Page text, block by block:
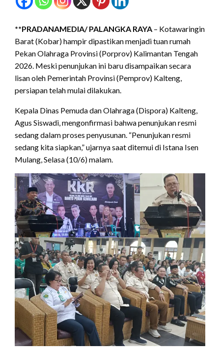
**PRADANAMEDIA/ PALANGKA RAYA – Kotawaringin
Barat (Kobar) hampir dipastikan menjadi tuan rumah
Pekan Olahraga Provinsi (Porprov) Kalimantan Tengah
2026. Meski penunjukan ini baru disampaikan secara
lisan oleh Pemerintah Provinsi (Pemprov) Kalteng,
persiapan telah mulai dilakukan.
Kepala Dinas Pemuda dan Olahraga (Dispora) Kalteng,
Agus Siswadi, mengonfirmasi bahwa penunjukan resmi
sedang dalam proses penyusunan. “Penunjukan resmi
sedang kita siapkan,” ujarnya saat ditemui di Istana Isen
Mulang, Selasa (10/6) malam.